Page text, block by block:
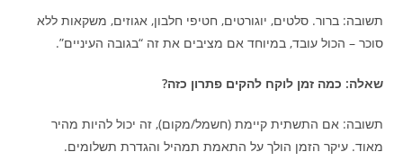
תשובה: ברור. סלטים, יוגורטים, חטיפי חלבון, אגוזים, משקאות ללא
סוכר – הכול עובד, במיוחד אם מציבים את זה “בגובה העיניים”.
שאלה: כמה זמן לוקח להקים פתרון כזה?
תשובה: אם התשתית קיימת (חשמל/מקום), זה יכול להיות מהיר
מאוד. עיקר הזמן הולך על התאמת תמהיל והגדרת תשלומים.